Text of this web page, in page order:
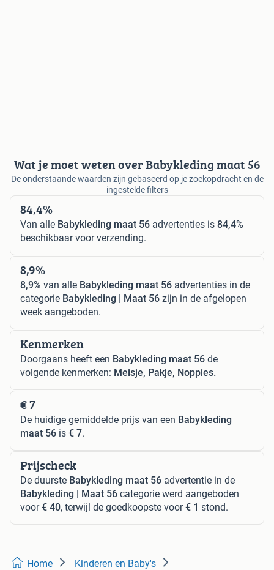
Wat je moet weten over Babykleding maat 56
De onderstaande waarden zijn gebaseerd op je zoekopdracht en de
ingestelde filters
84,4%
Van alle Babykleding maat 56 advertenties is 84,4%
beschikbaar voor verzending.
8,9%
8,9% van alle Babykleding maat 56 advertenties in de
categorie Babykleding | Maat 56 zijn in de afgelopen
week aangeboden.
Kenmerken
Doorgaans heeft een Babykleding maat 56 de
volgende kenmerken: Meisje, Pakje, Noppies.
€ 7
De huidige gemiddelde prijs van een Babykleding
maat 56 is € 7.
Prijscheck
De duurste Babykleding maat 56 advertentie in de
Babykleding | Maat 56 categorie werd aangeboden
voor€ 40, terwijl de goedkoopste voor€ 1 stond.
Home Kinderen en Baby's